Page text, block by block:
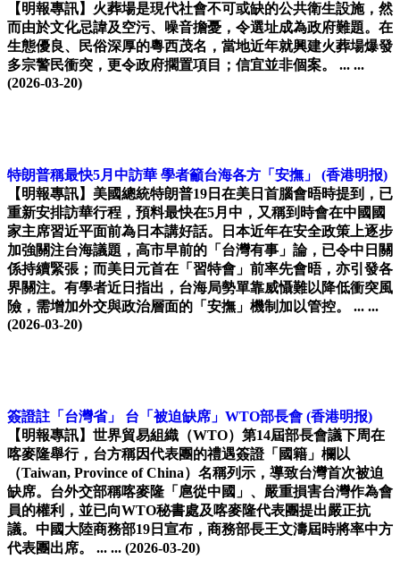
【明報專訊】火葬場是現代社會不可或缺的公共衛生設施，然
而由於文化忌諱及空污、噪音擔憂，令選址成為政府難題。在
生態優良、民俗深厚的粵西茂名，當地近年就興建火葬場爆發
多宗警民衝突，更令政府擱置項目；信宜並非個案。 ... ...
(2026-03-20)
特朗普稱最快5月中訪華 學者籲台海各方「安撫」
(香港明报)
【明報專訊】美國總統特朗普19日在美日首腦會晤時提到，已
重新安排訪華行程，預料最快在5月中，又稱到時會在中國國
家主席習近平面前為日本講好話。日本近年在安全政策上逐步
加強關注台海議題，高市早前的「台灣有事」論，已令中日關
係持續緊張；而美日元首在「習特會」前率先會晤，亦引發各
界關注。有學者近日指出，台海局勢單靠威懾難以降低衝突風
險，需增加外交與政治層面的「安撫」機制加以管控。 ... ...
(2026-03-20)
簽證註「台灣省」 台「被迫缺席」WTO部長會 (香港明报)
【明報專訊】世界貿易組織（WTO）第14屆部長會議下周在
喀麥隆舉行，台方稱因代表團的禮遇簽證「國籍」欄以
（Taiwan, Province of China）名稱列示，導致台灣首次被迫
缺席。台外交部稱喀麥隆「扈從中國」、嚴重損害台灣作為會
員的權利，並已向WTO秘書處及喀麥隆代表團提出嚴正抗
議。中國大陸商務部19日宣布，商務部長王文濤屆時將率中方
代表團出席。 ... ... (2026-03-20)